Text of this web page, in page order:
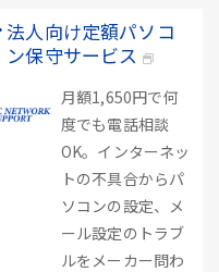
法人向け定額パソコ
ン保守サービス
月額1,650円で何
度でも電話相談
OK。インターネッ
トの不具合からパ
ソコンの設定、メ
ール設定のトラブ
ルをメーカー問わ